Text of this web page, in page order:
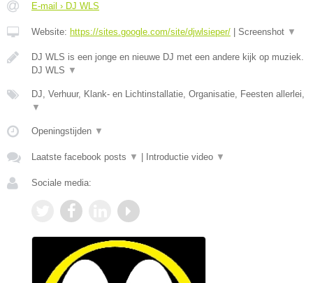
E-mail › DJ WLS
Website: https://sites.google.com/site/djwlsieper/ Screenshot ▼
DJ WLS is een jonge en nieuwe DJ met een andere kijk op muziek.
DJ WLS ▼
DJ, Verhuur, Klank- en Lichtinstallatie, Organisatie, Feesten allerlei,
▼
Openingstijden ▼
Laatste facebook posts ▼ Introductie video ▼
Sociale media: